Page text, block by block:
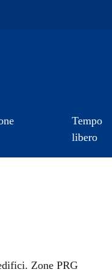
Tempo
libero
Zone PRG